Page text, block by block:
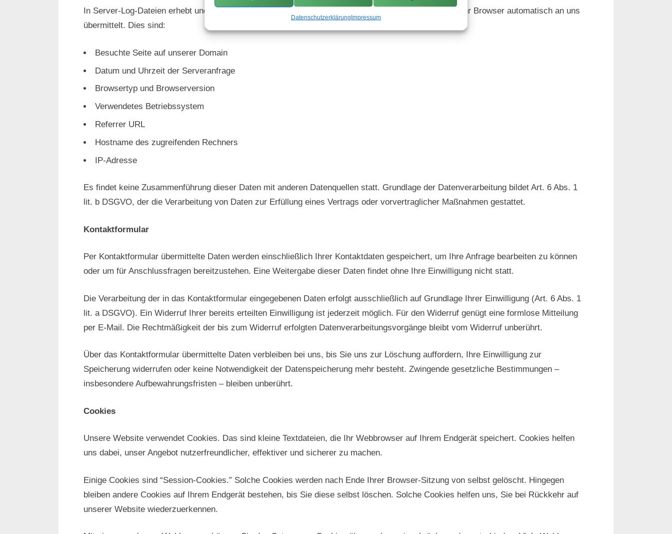
DatenschutzerklärungImpressum
In Server-Log-Dateien erhebt und speichert der Provider der Website automatisch Informationen, die Ihr Browser automatisch an uns
übermittelt. Dies sind:
Besuchte Seite auf unserer Domain
Datum und Uhrzeit der Serveranfrage
Browsertyp und Browserversion
Verwendetes Betriebssystem
Referrer URL
Hostname des zugreifenden Rechners
IP-Adresse
Es findet keine Zusammenführung dieser Daten mit anderen Datenquellen statt. Grundlage der Datenverarbeitung bildet Art. 6 Abs. 1
lit. b DSGVO, der die Verarbeitung von Daten zur Erfüllung eines Vertrags oder vorvertraglicher Maßnahmen gestattet.
Kontaktformular
Per Kontaktformular übermittelte Daten werden einschließlich Ihrer Kontaktdaten gespeichert, um Ihre Anfrage bearbeiten zu können
oder um für Anschlussfragen bereitzustehen. Eine Weitergabe dieser Daten findet ohne Ihre Einwilligung nicht statt.
Die Verarbeitung der in das Kontaktformular eingegebenen Daten erfolgt ausschließlich auf Grundlage Ihrer Einwilligung (Art. 6 Abs. 1
lit. a DSGVO). Ein Widerruf Ihrer bereits erteilten Einwilligung ist jederzeit möglich. Für den Widerruf genügt eine formlose Mitteilung
per E-Mail. Die Rechtmäßigkeit der bis zum Widerruf erfolgten Datenverarbeitungsvorgänge bleibt vom Widerruf unberührt.
Über das Kontaktformular übermittelte Daten verbleiben bei uns, bis Sie uns zur Löschung auffordern, Ihre Einwilligung zur
Speicherung widerrufen oder keine Notwendigkeit der Datenspeicherung mehr besteht. Zwingende gesetzliche Bestimmungen –
insbesondere Aufbewahrungsfristen – bleiben unberührt.
Cookies
Unsere Website verwendet Cookies. Das sind kleine Textdateien, die Ihr Webbrowser auf Ihrem Endgerät speichert. Cookies helfen
uns dabei, unser Angebot nutzerfreundlicher, effektiver und sicherer zu machen.
Einige Cookies sind “Session-Cookies.” Solche Cookies werden nach Ende Ihrer Browser-Sitzung von selbst gelöscht. Hingegen
bleiben andere Cookies auf Ihrem Endgerät bestehen, bis Sie diese selbst löschen. Solche Cookies helfen uns, Sie bei Rückkehr auf
unserer Website wiederzuerkennen.